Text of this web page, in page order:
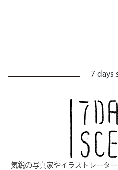
7 days
気鋭の写真家やイラストレータ